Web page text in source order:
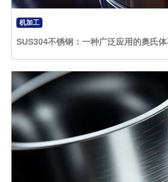
机加工
SUS304不锈钢：一种广泛应用的奥氏